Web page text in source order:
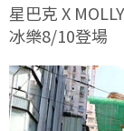
星巴克 X
冰樂8/10登場